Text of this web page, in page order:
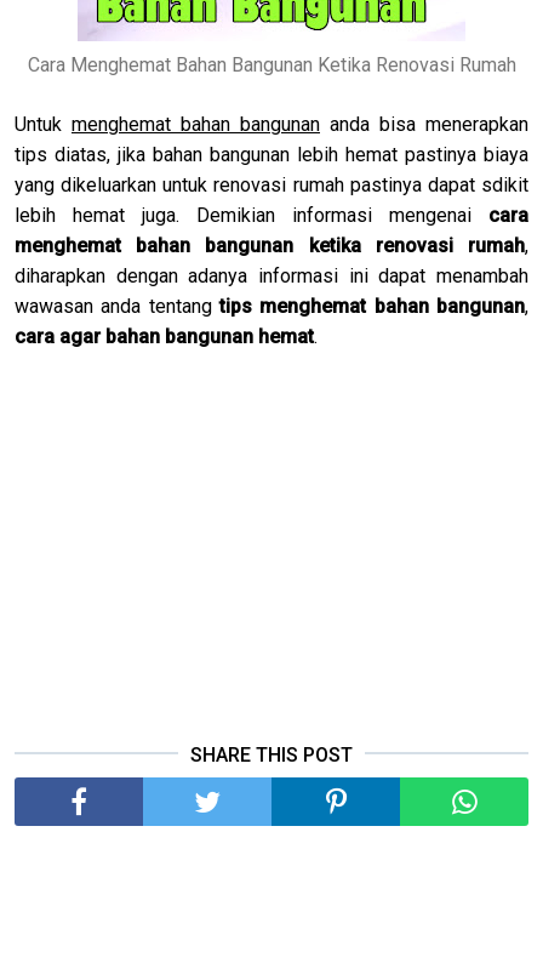
Cara Menghemat Bahan Bangunan Ketika Renovasi Rumah
Untuk menghemat bahan bangunan anda bisa menerapkan
tips diatas, jika bahan bangunan lebih hemat pastinya biaya
yang dikeluarkan untuk renovasi rumah pastinya dapat sdikit
lebih hemat juga. Demikian informasi mengenai cara
menghemat bahan bangunan ketika renovasi rumah,
diharapkan dengan adanya informasi ini dapat menambah
wawasan anda tentangtips menghemat bahan bangunan,
cara agar bahan bangunan hemat.
SHARE THIS POST